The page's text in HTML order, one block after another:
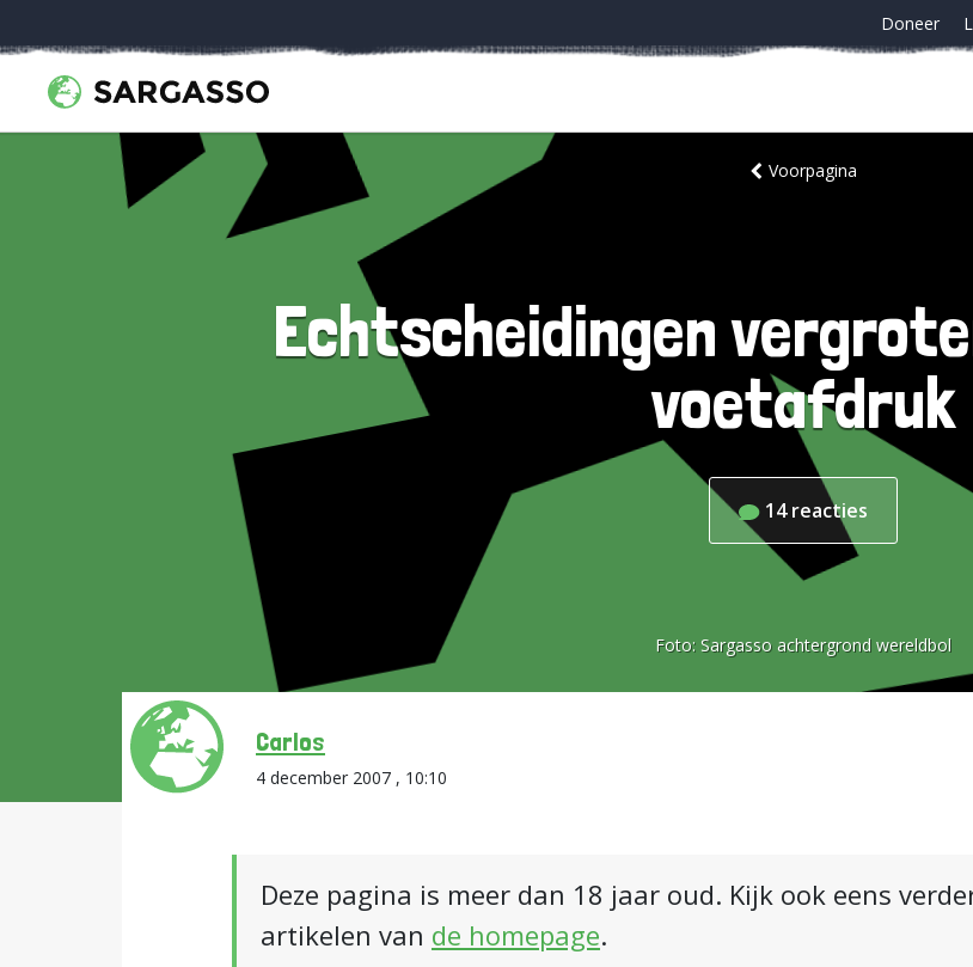
Doneer
Voorpagina
Echtscheidingen
voetafdruk
14 reacties
Foto: Sargasso achtergrond wereldbol
Carlos
4 december 2007 , 10:10
Deze pagina is meer dan 18 jaar oud. Kijk ook eens
artikelen van de homepage.